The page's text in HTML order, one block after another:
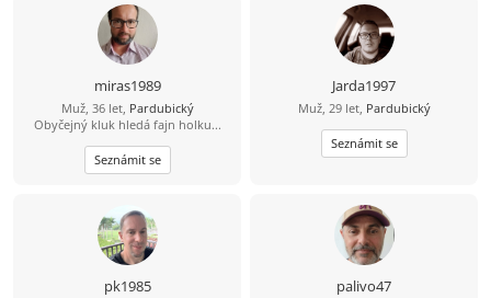
miras1989
Muž, 36 let, Pardubický
Obyčejný kluk hledá fajn holku...
Seznámit se
Jarda1997
Muž, 29 let, Pardubický
Seznámit se
pk1985 palivo47